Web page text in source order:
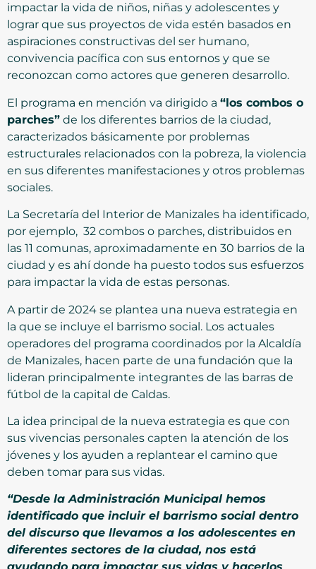
impactar la vida de niños, niñas y adolescentes y
lograr que sus proyectos de vida estén basados en
aspiraciones constructivas del ser humano,
convivencia pacífica con sus entornos y que se
reconozcan como actores que generen desarrollo.
El programa en mención va dirigido a “los combos o
parches” de los diferentes barrios de la ciudad,
caracterizados básicamente por problemas
estructurales relacionados con la pobreza, la violencia
en sus diferentes manifestaciones y otros problemas
sociales.
La Secretaría del Interior de Manizales ha identificado,
por ejemplo, 32 combos o parches, distribuidos en
las 11 comunas, aproximadamente en 30 barrios de la
ciudad y es ahí donde ha puesto todos sus esfuerzos
para impactar la vida de estas personas.
A partir de 2024 se plantea una nueva estrategia en
la que se incluye el barrismo social. Los actuales
operadores del programa coordinados por la Alcaldía
de Manizales, hacen parte de una fundación que la
lideran principalmente integrantes de las barras de
fútbol de la capital de Caldas.
La idea principal de la nueva estrategia es que con
sus vivencias personales capten la atención de los
jóvenes y los ayuden a replantear el camino que
deben tomar para sus vidas.
“Desde la Administración Municipal hemos
identificado que incluir el barrismo social dentro
del discurso que llevamos a los adolescentes en
diferentes sectores de la ciudad, nos está